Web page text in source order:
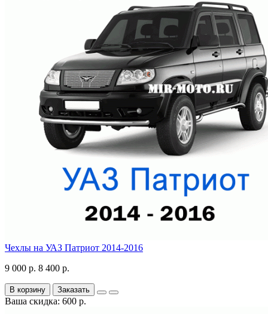
Чехлы на УАЗ Патриот 2014-2016
9 000 р. 8 400 р.
В корзину Заказать
Ваша скидка: 600 р.